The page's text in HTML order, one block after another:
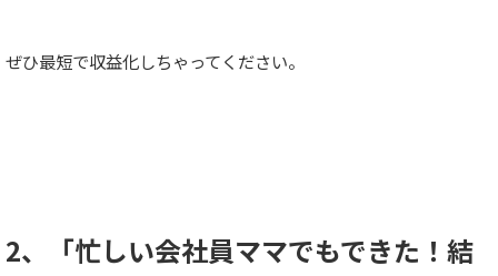
ぜひ最短で収益化しちゃってください。
2、「忙しい会社員ママでもできた！結